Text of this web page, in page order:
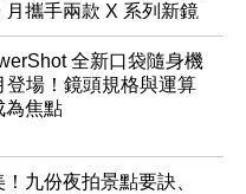
月攜手兩款 X 系列新鏡
登場
全新口袋隨身機
登場！鏡頭規格與運算
為焦點
九份夜拍景點要訣、